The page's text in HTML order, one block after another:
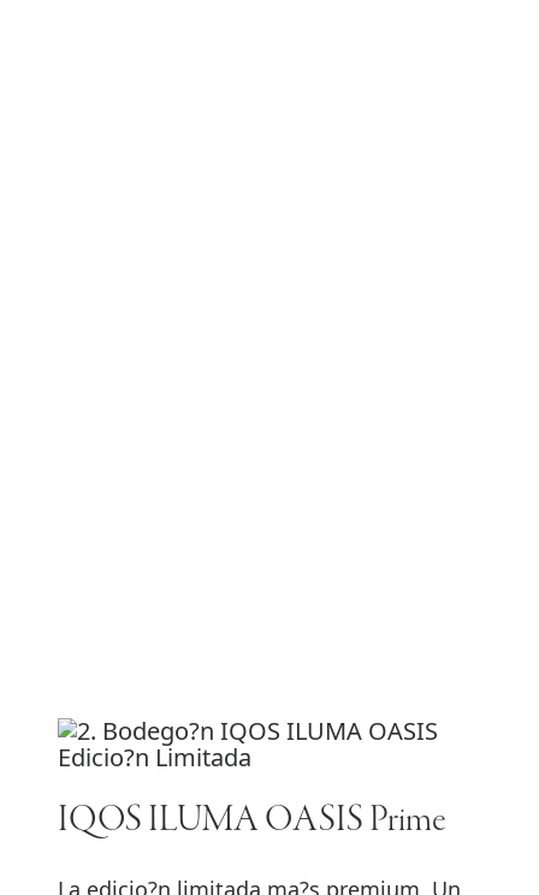
IQOS ILUMA OASIS Prime
La edicio?n limitada ma?s premium. Un